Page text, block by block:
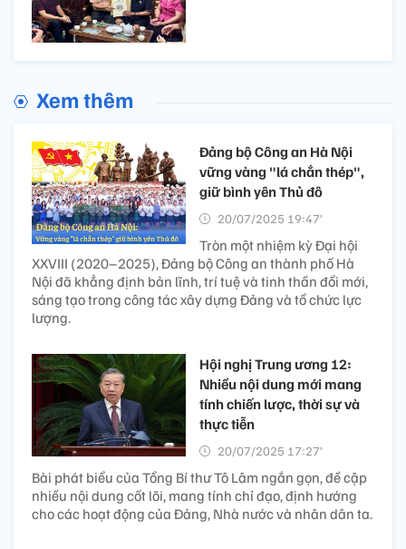
Xem thêm
Đảng bộ Công an Hà Nội
vững vàng "lá chắn thép",
giữ bình yên Thủ đô
20/07/2025 19:47’
Tròn một nhiệm kỳ Đại hội
XXVIII (2020–2025), Đảng bộ Công an thành phố Hà
Nội đã khẳng định bản lĩnh, trí tuệ và tinh thần đổi mới,
sáng tạo trong công tác xây dựng Đảng và tổ chức lực
lượng.
Hội nghị Trung ương 12:
Nhiều nội dung mới mang
tính chiến lược, thời sự và
thực tiễn
20/07/2025 17:27’
Bài phát biểu của Tổng Bí thư Tô Lâm ngắn gọn, đề cập
nhiều nội dung cốt lõi, mang tính chỉ đạo, định hướng
cho các hoạt động của Đảng, Nhà nước và nhân dân ta.